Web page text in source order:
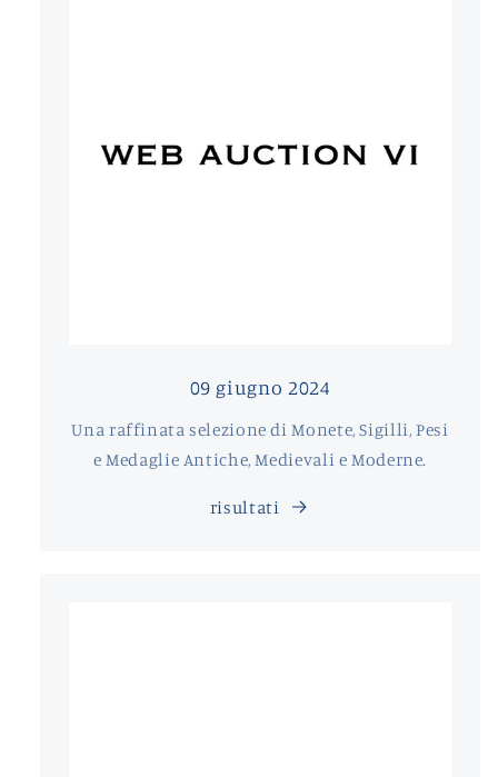
09 giugno 2024
Una raffinata selezione di Monete, Sigilli, Pesi
e Medaglie Antiche, Medievali e Moderne.
risultati